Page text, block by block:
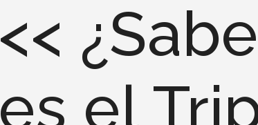
<<
es el